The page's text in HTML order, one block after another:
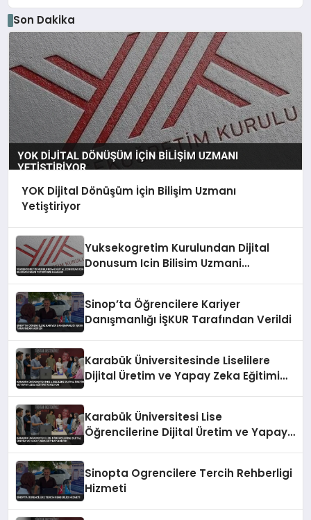
Son Dakika
YOK Dijital Dönüşüm İçin Bilişim Uzmanı
Yetiştiriyor
Yuksekogretim Kurulundan Dijital
Donusum Icin Bilisim Uzmani
Sinop’ta Öğrencilere Kariyer
Danışmanlığı İŞKUR Tarafından Verildi
Karabük Üniversitesinde Liselilere
Dijital Üretim ve Yapay Zeka Eğitimi
Karabük Üniversitesi Lise
Öğrencilerine Dijital Üretim ve Yapay
Sinopta Ogrencilere Tercih Rehberligi
Hizmeti